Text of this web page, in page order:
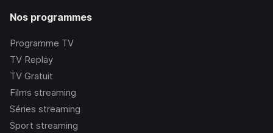
Nos programmes
Programme TV
TV Replay
TV Gratuit
Films streaming
Séries streaming
Sport streaming